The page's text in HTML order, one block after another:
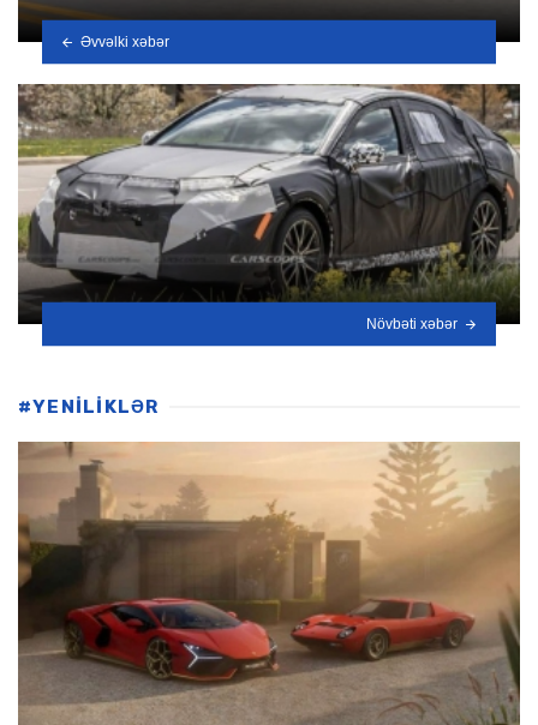
Əvvəlki xəbər
Növbəti xəbər
#YENİLİKLƏR